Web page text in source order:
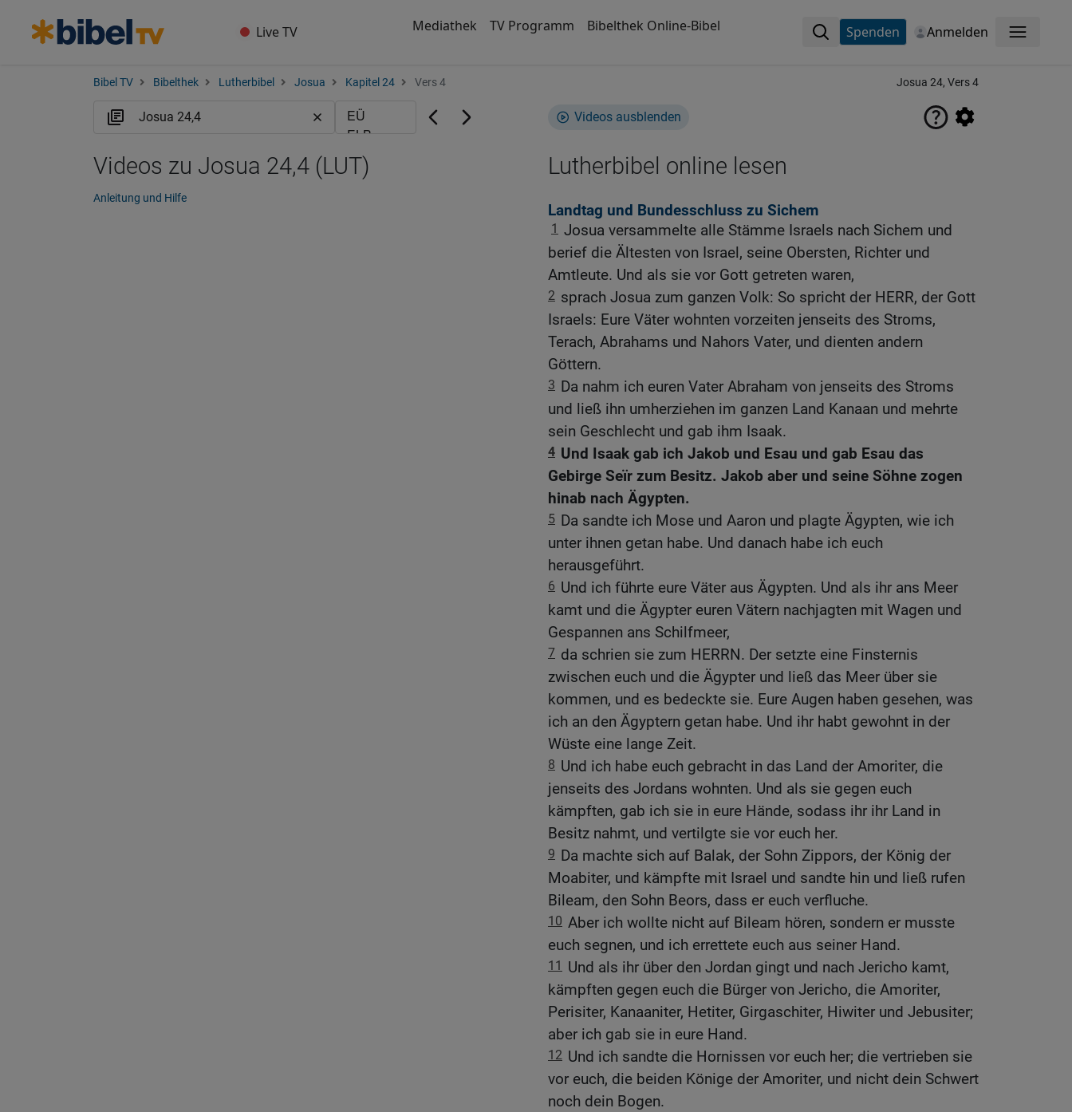
Live TV Mediathek TV Programm Bibelthek Online-Bibel Spenden Anmelden Menü
Bibel TV Bibelthek Lutherbibel Josua Kapitel 24 Vers 4 Josua 24, Vers 4
Videos ausblenden
Lutherbibel online lesen
Landtag und Bundesschluss zu Sichem
1 Josua versammelte alle Stämme Israels nach Sichem und
berief die Ältesten von Israel, seine Obersten, Richter und
Amtleute. Und als sie vor Gott getreten waren,
2 sprach Josua zum ganzen Volk: So spricht der HERR, der Gott
Israels: Eure Väter wohnten vorzeiten jenseits des Stroms,
Terach, Abrahams und Nahors Vater, und dienten andern
Göttern.
3 Da nahm ich euren Vater Abraham von jenseits des Stroms
und ließ ihn umherziehen im ganzen Land Kanaan und mehrte
sein Geschlecht und gab ihm Isaak.
4 Und Isaak gab ich Jakob und Esau und gab Esau das
Gebirge Seïr zum Besitz. Jakob aber und seine Söhne zogen
hinab nach Ägypten.
5 Da sandte ich Mose und Aaron und plagte Ägypten, wie ich
unter ihnen getan habe. Und danach habe ich euch
herausgeführt.
6 Und ich führte eure Väter aus Ägypten. Und als ihr ans Meer
kamt und die Ägypter euren Vätern nachjagten mit Wagen und
Gespannen ans Schilfmeer,
7 da schrien sie zum HERRN. Der setzte eine Finsternis
zwischen euch und die Ägypter und ließ das Meer über sie
kommen, und es bedeckte sie. Eure Augen haben gesehen, was
ich an den Ägyptern getan habe. Und ihr habt gewohnt in der
Wüste eine lange Zeit.
8 Und ich habe euch gebracht in das Land der Amoriter, die
jenseits des Jordans wohnten. Und als sie gegen euch
kämpften, gab ich sie in eure Hände, sodass ihr ihr Land in
Besitz nahmt, und vertilgte sie vor euch her.
9 Da machte sich auf Balak, der Sohn Zippors, der König der
Moabiter, und kämpfte mit Israel und sandte hin und ließ rufen
Bileam, den Sohn Beors, dass er euch verfluche.
10 Aber ich wollte nicht auf Bileam hören, sondern er musste
euch segnen, und ich errettete euch aus seiner Hand.
11
Und als ihr über den Jordan gingt und nach Jericho kamt,
kämpften gegen euch die Bürger von Jericho, die Amoriter,
Perisiter, Kanaaniter, Hetiter, Girgaschiter, Hiwiter und Jebusiter;
aber ich gab sie in eure Hand.
12 Und ich sandte die Hornissen vor euch her; die vertrieben sie
vor euch, die beiden Könige der Amoriter, und nicht dein Schwert
noch dein Bogen.
Videos zu Josua 24,4 (LUT)
Anleitung und Hilfe